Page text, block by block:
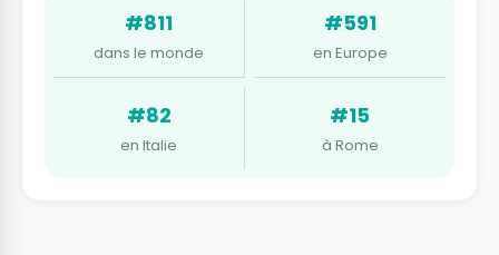
#811
dans le monde
#591
en Europe
#82
en Italie
#15
à Rome